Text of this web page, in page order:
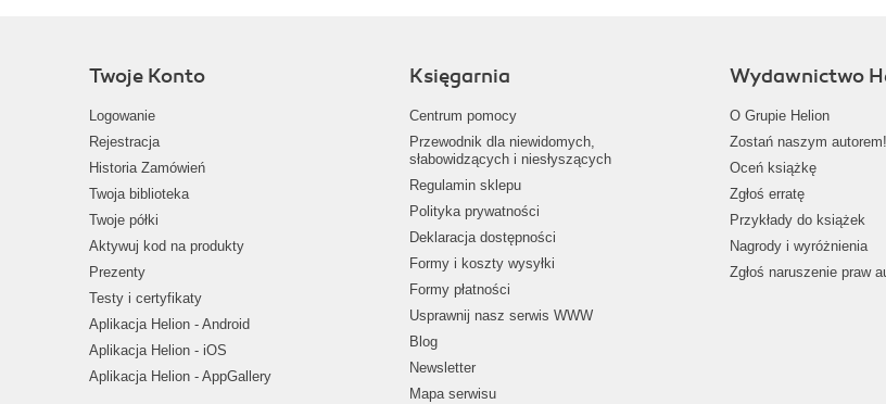
Twoje Konto
Logowanie
Rejestracja
Historia Zamówień
Twoja biblioteka
Twoje półki
Aktywuj kod na produkty
Prezenty
Testy i certyfikaty
Aplikacja Helion - Android
Aplikacja Helion - iOS
Aplikacja Helion - AppGallery
Księgarnia
Centrum pomocy
Przewodnik dla niewidomych,
słabowidzących i niesłyszących
Regulamin sklepu
Polityka prywatności
Deklaracja dostępności
Formy i koszty wysyłki
Formy płatności
Usprawnij nasz serwis WWW
Blog
Newsletter
Mapa serwisu
Wydawnictwo
O Grupie Helion
Zostań naszym autorem!
Oceń książkę
Zgłoś erratę
Przykłady do książek
Nagrody i wyróżnienia
Zgłoś naruszenie praw